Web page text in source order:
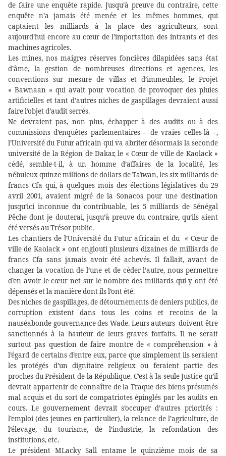
de faire une enquête rapide. Jusqu’à preuve du contraire, cette
enquête n’a jamais été menée et les mêmes hommes, qui
captaient les milliards à la place des agriculteurs, sont
aujourd’hui encore au cœur de l’importation des intrants et des
machines agricoles.
Les mines, nos maigres réserves foncières dilapidées sans état
d’âme, la gestion de nombreuses directions et agences, les
conventions sur mesure de villas et d’immeubles, le Projet
« Bawnaan » qui avait pour vocation de provoquer des pluies
artificielles et tant d’autres niches de gaspillages devraient aussi
faire l’objet d’audit serrés.
Ne devraient pas, non plus, échapper à des audits ou à des
commissions d’enquêtes parlementaires – de vraies celles-là –,
l’Université du Futur africain qui va abriter désormais la seconde
université de la Région de Dakar, le « Cœur de ville de Kaolack »
cédé, semble-t-il, à un homme d’affaires de la localité, les
nébuleux quinze millions de dollars de Taïwan, les six milliards de
francs Cfa qui, à quelques mois des élections législatives du 29
avril 2001, avaient migré de la Sonacos pour une destination
jusqu’ici inconnue du contribuable, les 5 milliards de Sénégal
Pêche dont je douterai, jusqu’à preuve du contraire, qu’ils aient
été versés au Trésor public.
Les chantiers de l’Université du Futur africain et du « Cœur de
ville de Kaolack » ont englouti plusieurs dizaines de milliards de
francs Cfa sans jamais avoir été achevés. Il fallait, avant de
changer la vocation de l’une et de céder l’autre, nous permettre
d’en avoir le cœur net sur le nombre des milliards qui y ont été
dépensés et la manière dont ils l’ont été.
Des niches de gaspillages, de détournements de deniers publics, de
corruption existent dans tous les coins et recoins de la
nauséabonde gouvernance des Wade. Leurs auteurs doivent être
sanctionnés à la hauteur de leurs graves forfaits. Il ne serait
surtout pas question de faire montre de « compréhension » à
l’égard de certains d’entre eux, parce que simplement ils seraient
les protégés d’un dignitaire religieux ou feraient partie des
proches du Président de la République. C’est à la seule Justice qu’il
devrait appartenir de connaître de la Traque des biens présumés
mal acquis et du sort de compatriotes épinglés par les audits en
cours. Le gouvernement devrait s’occuper d’autres priorités :
l’emploi (des jeunes en particulier), la relance de l’agriculture, de
l’élevage, du tourisme, de l’industrie, la refondation des
institutions, etc.
Le président MLacky Sall entame le quinzième mois de sa